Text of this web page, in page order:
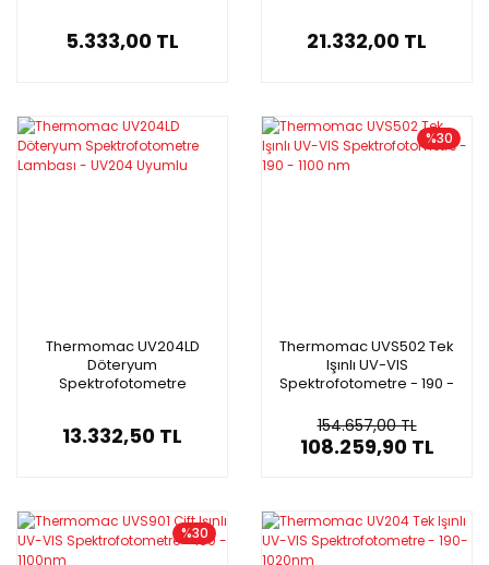
5.333,00 TL 21.332,00 TL
Thermomac UV204LD
Döteryum
Spektrofotometre
13.332,50 TL
%30
Thermomac UVS502 Tek
Işınlı UV-VIS
Spektrofotometre - 190 -
154.657,00 TL
108.259,90 TL
%30